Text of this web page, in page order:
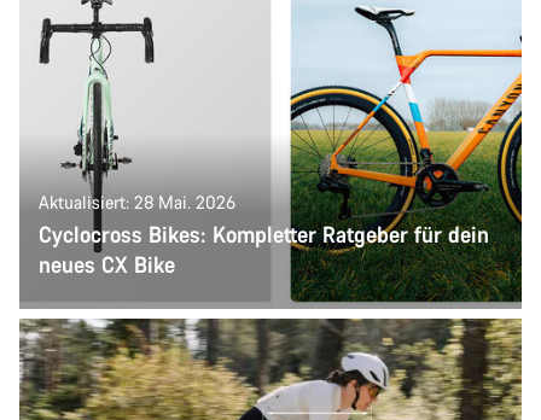
Aktualisiert: 28 Mai. 2026
Cyclocross Bikes: Kompletter Ratgeber für dein
neues CX Bike